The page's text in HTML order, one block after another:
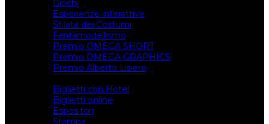
Giochi
Esperienze interattive
Sfilata dei Costumi
Fantamodellismo
Premio OMEGA SHORT
Premio OMEGA GRAPHICS
Premio Alberto Lisiero
Biglietti con Hotel
Biglietti online
Espositori
Stampa